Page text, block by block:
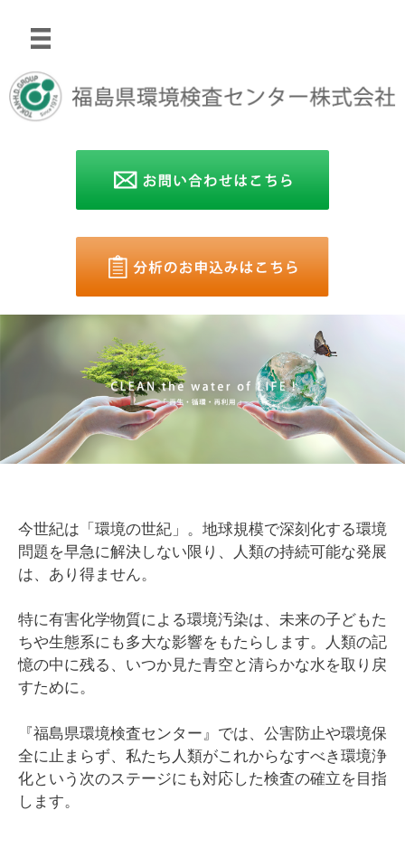
ン
ツ
今世紀は「環境の世紀」。地球規模で深刻化する環境
問題を早急に解決しない限り、人類の持続可能な発展
は、あり得ません。
特に有害化学物質による環境汚染は、未来の子どもた
ちや生態系にも多大な影響をもたらします。人類の記
憶の中に残る、いつか見た青空と清らかな水を取り戻
すために。
『福島県環境検査センター』では、公害防止や環境保
全に止まらず、私たち人類がこれからなすべき環境浄
化という次のステージにも対応した検査の確立を目指
します。